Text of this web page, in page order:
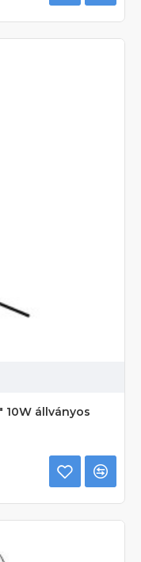
10W állványos